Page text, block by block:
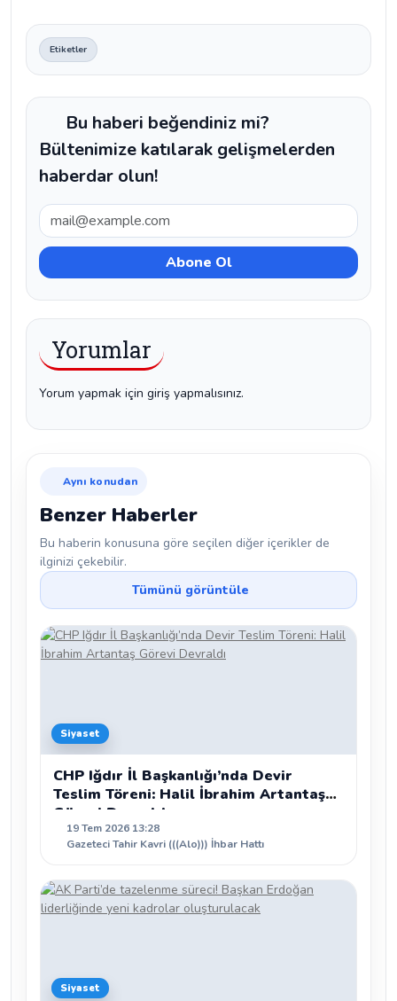
Etiketler
Bu haberi beğendiniz mi?
Bültenimize katılarak gelişmelerden
haberdar olun!
Yorumlar
Yorum yapmak için giriş yapmalısınız.
Aynı konudan
Benzer Haberler
Bu haberin konusuna göre seçilen diğer içerikler de
ilginizi çekebilir.
Tümünü görüntüle
Siyaset
CHP Iğdır İl Başkanlığı’nda Devir
Teslim Töreni: Halil İbrahim Artantaş
Görevi Devraldı
19 Tem 2026 13:28
Gazeteci Tahir Kavri (((Alo))) İhbar Hattı
Siyaset